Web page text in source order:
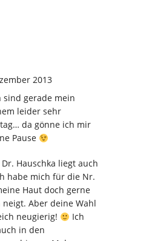
2013
sind gerade mein
leider sehr
da gönne ich mir
Pause
Hauschka liegt auch
habe mich für die Nr.
Haut doch gerne
Aber deine Wahl
neugierig!
Ich
in den